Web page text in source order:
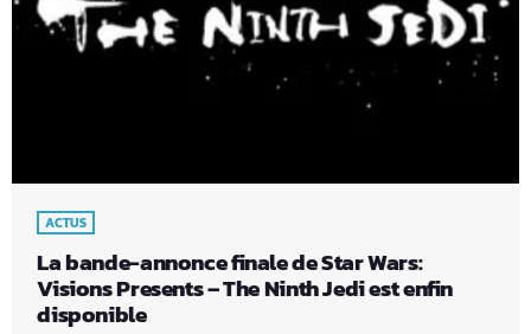
ACTUS
La bande-annonce finale de Star Wars:
Visions Presents – The Ninth Jedi est enfin
disponible